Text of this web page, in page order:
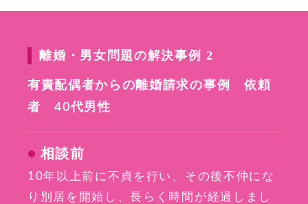
離婚・男女問題の解決事例 2
有責配偶者からの離婚請求の事例 依頼
者 40代男性
相談前
10年以上前に不貞を行い、その後不仲にな
り別居を開始し、長らく時間が経過しまし